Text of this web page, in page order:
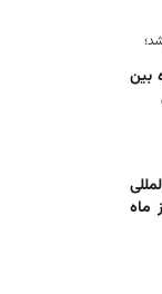
بین
ماه